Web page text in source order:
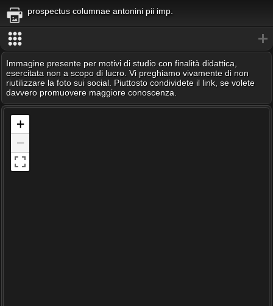
prospectus columnae antonini pii imp.
Immagine presente per motivi di studio con finalità didattica,
esercitata non a scopo di lucro. Vi preghiamo vivamente di non
riutilizzare la foto sui social. Piuttosto condividete il link, se volete
davvero promuovere maggiore conoscenza.
+
−